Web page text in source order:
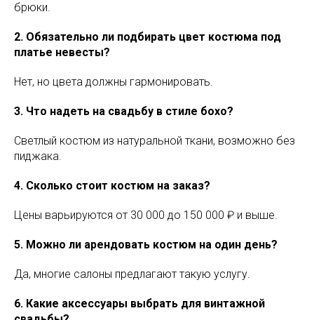
брюки.
2. Обязательно ли подбирать цвет костюма под
платье невесты?
Нет, но цвета должны гармонировать.
3. Что надеть на свадьбу в стиле бохо?
Светлый костюм из натуральной ткани, возможно без
пиджака.
4. Сколько стоит костюм на заказ?
Цены варьируются от 30 000 до 150 000 ₽ и выше.
5. Можно ли арендовать костюм на один день?
Да, многие салоны предлагают такую услугу.
6. Какие аксессуары выбрать для винтажной